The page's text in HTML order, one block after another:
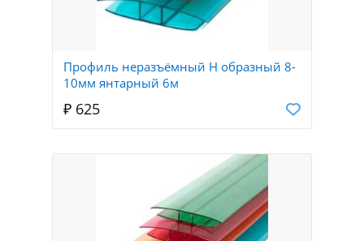
Профиль неразъёмный Н образный 8-
10мм янтарный 6м
₽ 625